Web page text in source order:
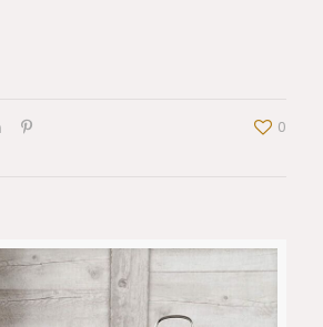
0